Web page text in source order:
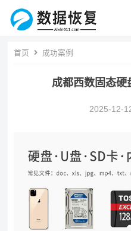
首页 成功案例
成都西数固态硬
2025-12-